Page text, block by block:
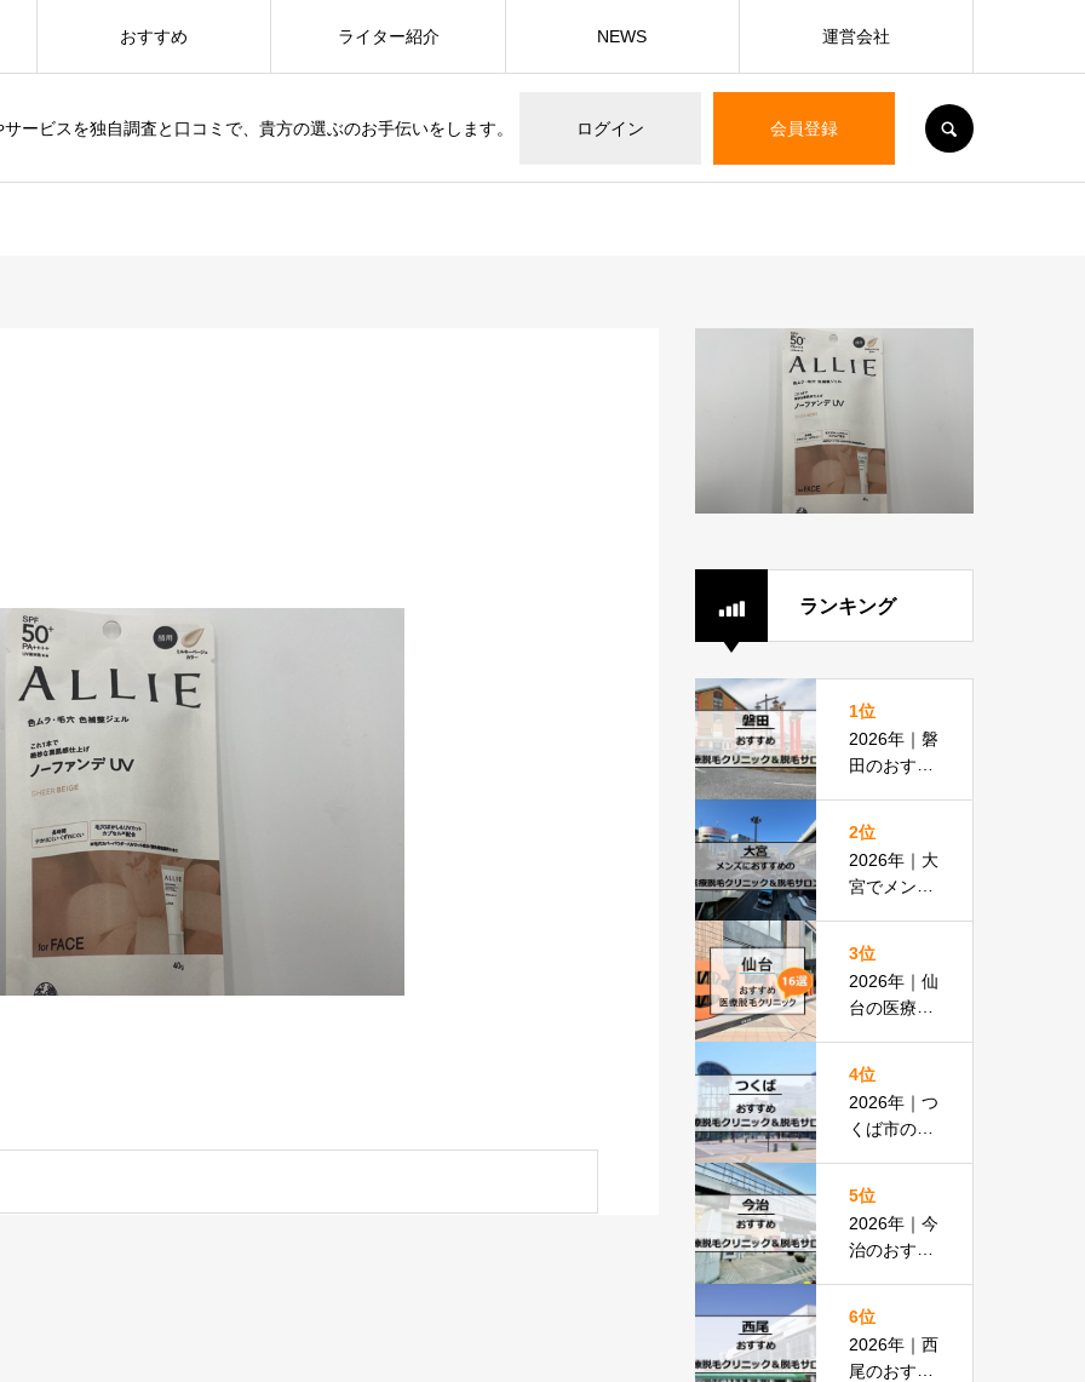
ービスを独自調査と口コミで、貴方の選ぶのお手伝いをします。 ログイン 会員登録
おすすめ ライター紹介 NEWS 運営会社
ランキング
1位
2026年｜磐
田のおすす
＆脱毛サロ
ン全8選
2位
2026年｜大
宮でメンズ
脱毛＆脱毛
サロン全16
選
3位
2026年｜仙
台の医療脱
払いOKの
安い医院も
紹介
4位
2026年｜つ
くば市のお
サロン全13
選
5位
2026年｜今
治のおすす
＆脱毛サロ
ン全13選
6位
2026年｜西
尾のおすす